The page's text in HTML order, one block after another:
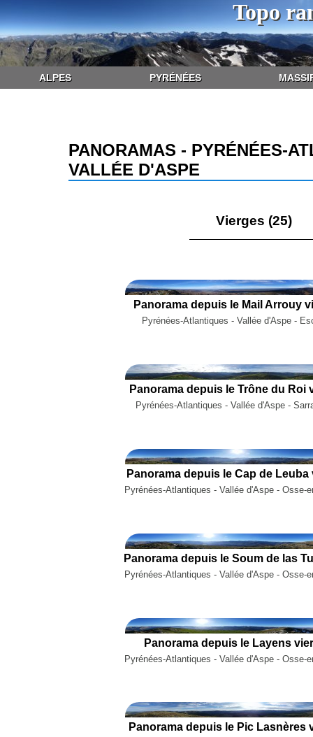
Topo
ALPES PYRÉNÉES
PANORAMAS - PYRÉNÉES-
VALLÉE D'ASPE
Vierges (25)
Panorama depuis le Mail Arrouy
Pyrénées-Atlantiques - Vallée d'Aspe -
Panorama depuis le Trône du Roi
Pyrénées-Atlantiques - Vallée d'Aspe -
Panorama depuis le Cap de Leuba
Pyrénées-Atlantiques - Vallée d'Aspe - Osse-
Pyrénées-Atlantiques - Vallée d'Aspe - Osse-
Panorama depuis le Layens
Pyrénées-Atlantiques - Vallée d'Aspe - Osse-
Panorama depuis le Pic Lasnères